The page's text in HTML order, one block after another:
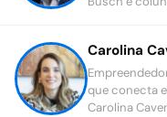
Carolina
que conecta
Carolina